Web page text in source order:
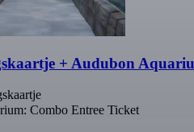
+ Audubon
Combo Entree Ticket